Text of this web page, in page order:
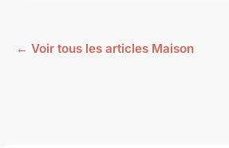
← Voir tous les articles Maison